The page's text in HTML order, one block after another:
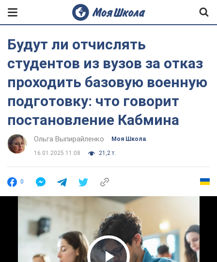
Будут ли отчислять
студентов из вузов за отказ
проходить базовую военную
подготовку: что говорит
постановление Кабмина
Ольга Выпирайленко Моя Школа
16.01.2025 11:08 21,2 т.
0